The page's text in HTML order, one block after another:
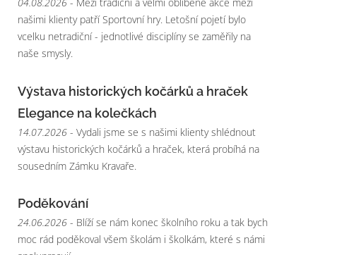
našimi klienty patří Sportovní hry. Letošní pojetí bylo
vcelku netradiční - jednotlivé disciplíny se zaměřily na
naše smysly.
Výstava historických kočárků a hraček
Elegance na kolečkách
14.07.2026 - Vydali jsme se s našimi klienty shlédnout
výstavu historických kočárků a hraček, která probíhá na
sousedním Zámku Kravaře.
Poděkování
24.06.2026 - Blíží se nám konec školního roku a tak bych
moc rád poděkoval všem školám i školkám, které s námi